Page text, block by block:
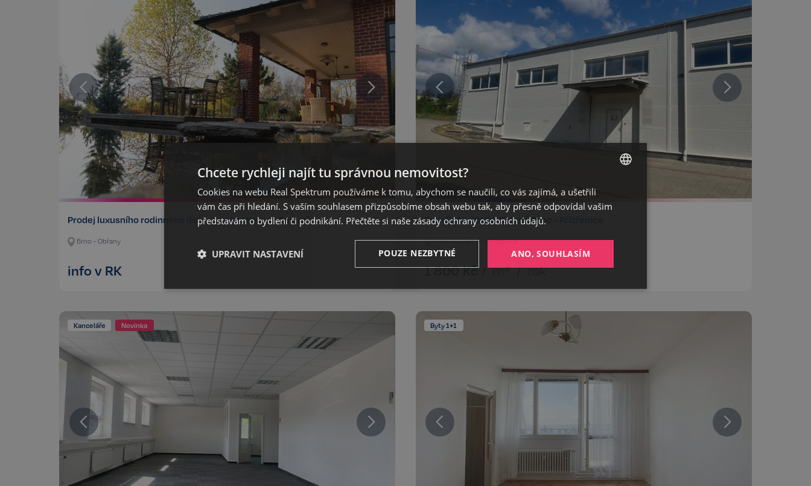
Prodej luxusního rodinného domu s pozemkem 2.449 m²
Brno - Obřany
info v RK
Pronájem skladu 350 m², Brno - Přízřenice
Vídeňská, Brno - Přízřenice
1 800 Kč m² / rok
Kanceláře Novinka Byty 1+1
CZECH
GERMAN
Chcete rychleji najít tu správnou nemovitost?
Cookies na webu Real Spektrum používáme k tomu, abychom se naučili, co vás zajímá, a ušetřili
vám čas při hledání. S vaším souhlasem přizpůsobíme obsah webu tak, aby přesně odpovídal vašim
představám o bydlení či podnikání. Přečtěte si naše zásady ochrany osobních údajů.
ANO, SOUHLASÍM
POUZE NEZBYTNÉ
UPRAVIT NASTAVENÍ
Nezbytné Výkonnostní Cílení Funkční
Nezařazené
Nezařazené soubory
Kategorie Nezbytné umožňuje základní funkce webových stránek, jako je přihlášení uživatele a správa účtu. Bez této kategorie
nelze webové stránky řádně používat. Tato kategorie je vždy povolena a zahrnuje také uložení, která jsou nezbytná pro zajištění
bezpečného provozu našich služeb.
www.google.com
Google reCAPTCHA nastaví při spuštění potřebný
soubor cookie (_GRECAPTCHA) za účelem provedení